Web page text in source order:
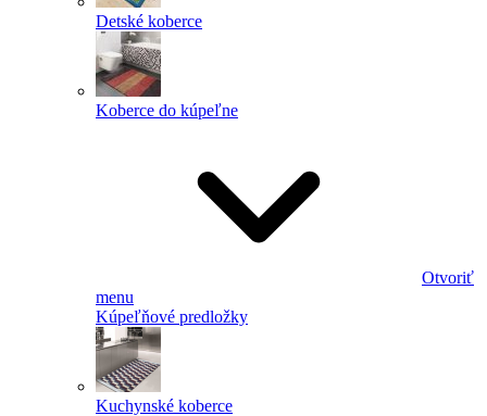
Detské koberce
Koberce do kúpeľne
Otvoriť
menu
Kúpeľňové predložky
Kuchynské koberce